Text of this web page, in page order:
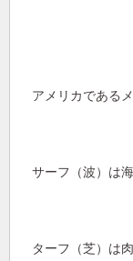
アメリカである
サーフ（波）は
ターフ（芝）は